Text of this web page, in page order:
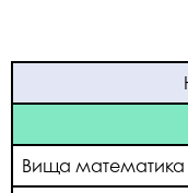
Вища математика